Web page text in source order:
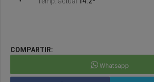
COMPARTIR:
Whatsapp